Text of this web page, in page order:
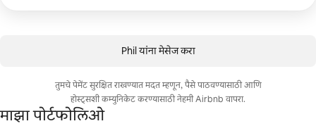
Phil यांना मेसेज करा
तुमचे पेमेंट सुरक्षित राखण्यात मदत म्हणून, पैसे पाठवण्यासाठी आणि
होस्ट्सशी कम्युनिकेट करण्यासाठी नेहमी Airbnb वापरा.
माझा पोर्टफोलिओ